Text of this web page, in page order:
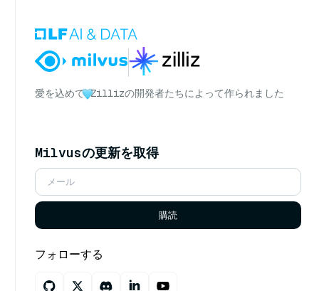
愛を込めて Zillizの開発者たちによって作られました
Milvusの更新を取得
購読
フォローする